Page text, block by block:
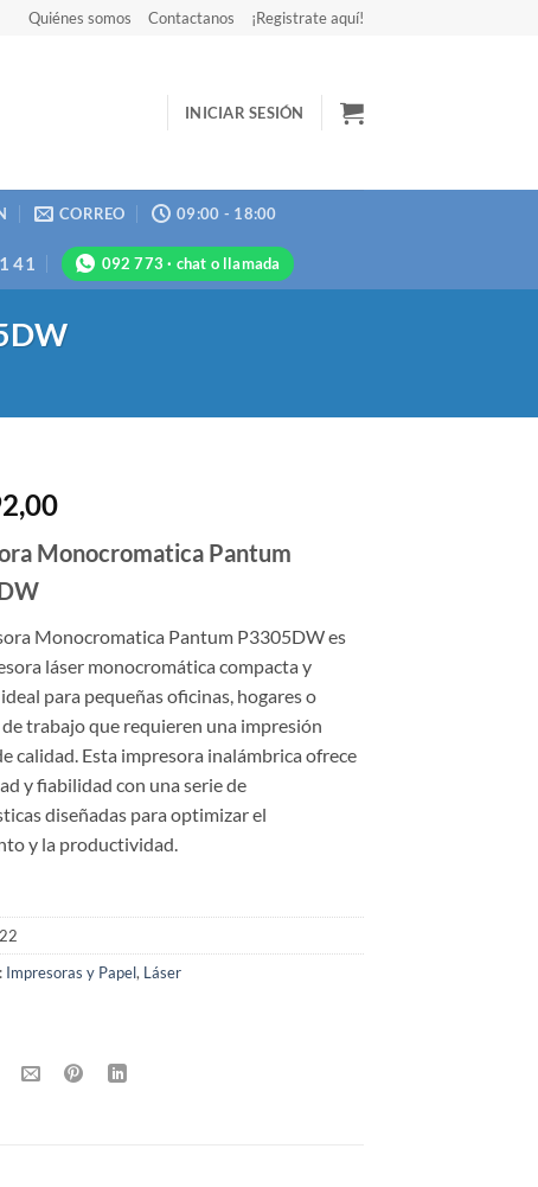
Quiénes somos Contactanos ¡Registrate aquí!
INICIAR SESIÓN
CORREO 09:00 - 18:00
41 092 773 · chat o llamada
Monocromatica Pantum
Monocromatica Pantum P3305DW es
láser monocromática compacta y
para pequeñas oficinas, hogares o
trabajo que requieren una impresión
calidad. Esta impresora inalámbrica ofrece
y fiabilidad con una serie de
diseñadas para optimizar el
y la productividad.
Impresoras y Papel, Láser